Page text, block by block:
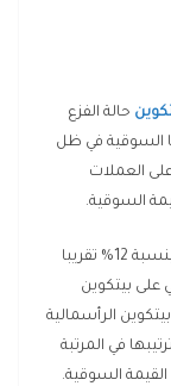
حالة الفزع
السوقية في ظل
العملات
السوقية.
وخلال تعاملات اليوم الأربعاء، انخفضت بيتكوين بنسبة 12% تقريبا
يومي على بيتكوين
قيمة بيتكوين الرأسمالية
على ترتيبها في المرتبة
السوقية.